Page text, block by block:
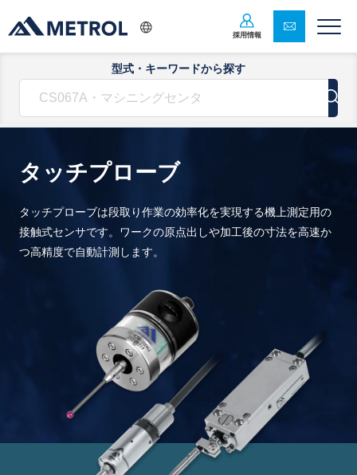
採用情報
型式・キーワードから探す
タッチプローブ
タッチプローブは段取り作業の効率化を実現する機上測定用の
接触式センサです。 ワークの原点出しや加工後の寸法を高速か
つ高精度で自動計測します。